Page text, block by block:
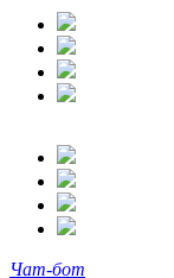
Чат-бот